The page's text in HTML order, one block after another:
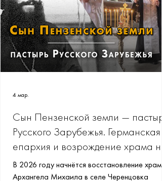
Сын Пензенской земли — пастырь
Русского Зарубежья. Германская
епархия и возрождение храма на
родине прот. Серафима
Слободского
В 2026 году начнётся восстановление храма
Архангела Михаила в селе Черенцовка
4 мар.